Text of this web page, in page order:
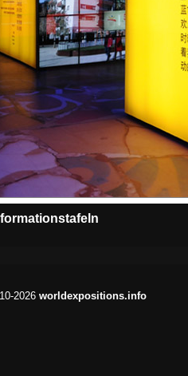
2026 worldexpositions.info